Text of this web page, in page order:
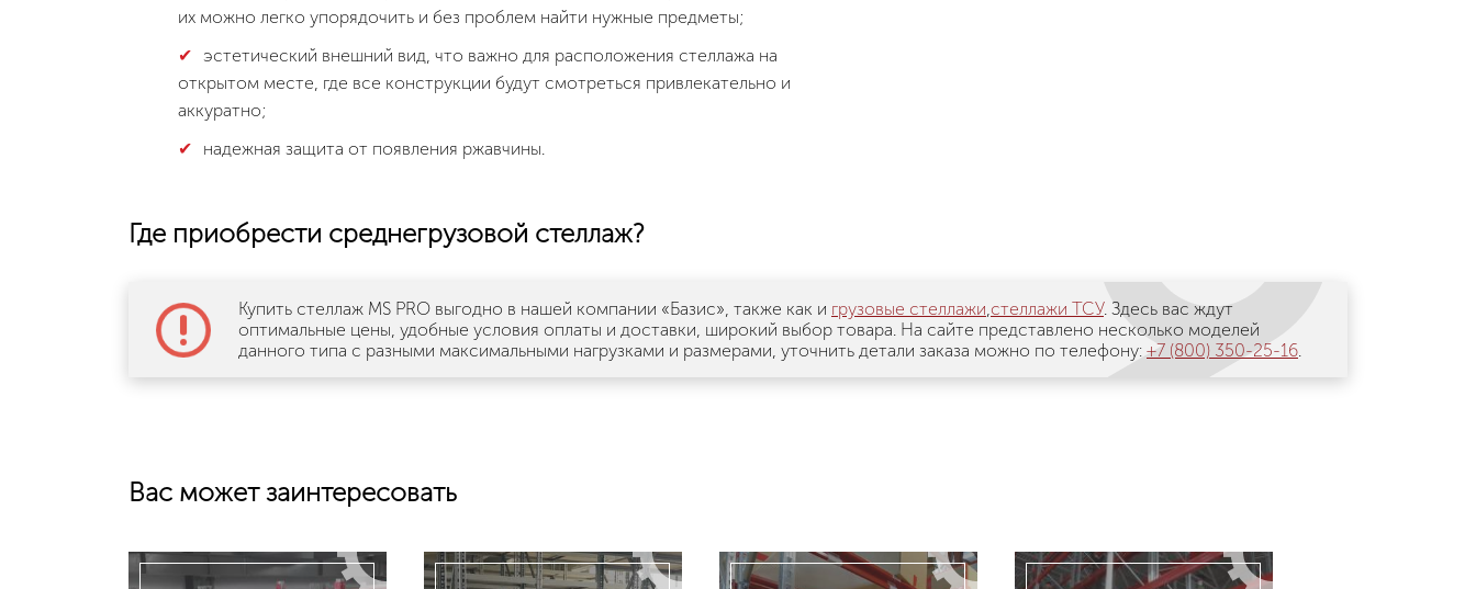
их можно легко упорядочить и без проблем найти нужные предметы;
эстетический внешний вид, что важно для расположения стеллажа на
открытом месте, где все конструкции будут смотреться привлекательно и
аккуратно;
надежная защита от появления ржавчины.
Где приобрести среднегрузовой стеллаж?
Купить стеллаж MS PRO выгодно в нашей компании «Базис», также как и грузовые стеллажи,стеллажи ТСУ. Здесь вас ждут
оптимальные цены, удобные условия оплаты и доставки, широкий выбор товара. На сайте представлено несколько моделей
данного типа с разными максимальными нагрузками и размерами, уточнить детали заказа можно по телефону: +7 (800) 350-25-16.
Вас может заинтересовать